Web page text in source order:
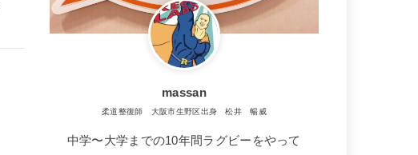
massan
柔道整復師 大阪市生野区出身 松井 暢威
中学〜大学までの10年間ラグビーをやって